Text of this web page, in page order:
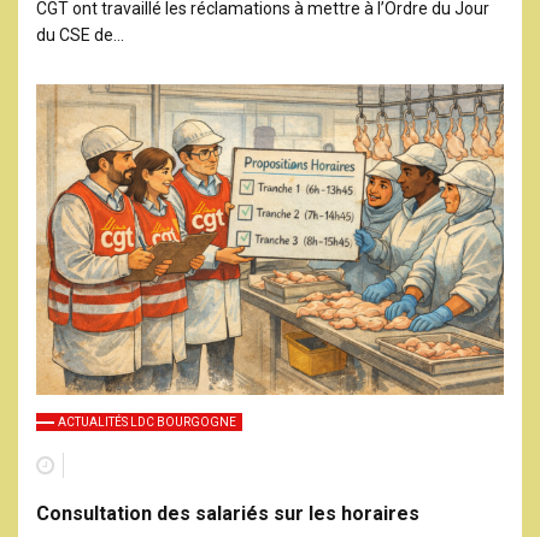
CGT ont travaillé les réclamations à mettre à l’Ordre du Jour
du CSE de…
ACTUALITÉS LDC BOURGOGNE
Consultation des salariés sur les horaires